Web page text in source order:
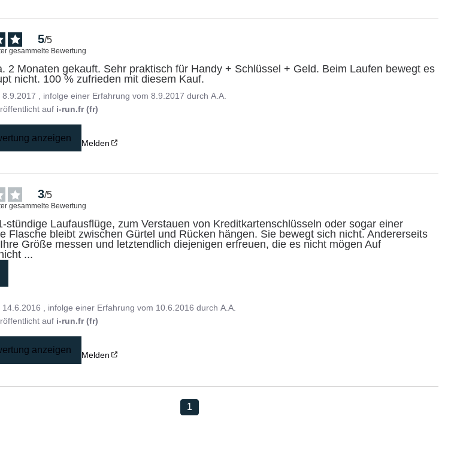
5/5
gesammelte Bewertung
2 Monaten gekauft. Sehr praktisch für Handy + Schlüssel + Geld. Beim Laufen bewegt es
nicht. 100 % zufrieden mit diesem Kauf.
8.9.2017 , infolge einer Erfahrung vom8.9.2017 durchA.A.
auf i-run.fr (fr)
anzeigen Melden
3/5
gesammelte Bewertung
stündige Laufausflüge, zum Verstauen von Kreditkartenschlüsseln oder sogar einer
Flasche bleibt zwischen Gürtel und Rücken hängen. Sie bewegt sich nicht. Andererseits
Größe messen und letztendlich diejenigen erfreuen, die es nicht mögen Auf
...
14.6.2016 , infolge einer Erfahrung vom 10.6.2016 durchA.A.
auf i-run.fr (fr)
anzeigen Melden
1